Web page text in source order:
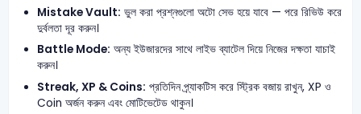
Mistake Vault: ভুল করা প্রশ্নগুলো অটো সেভ হয়ে যাবে — পরে রিভিউ করে
দুর্বলতা দূর করুন।
Battle Mode: অন্য ইউজারদের সাথে লাইভ ব্যাটেল দিয়ে নিজের দক্ষতা যাচাই
করুন।
Streak, XP & Coins: প্রতিদিন প্র্যাকটিস করে স্ট্রিক বজায় রাখুন, XP ও
Coin অর্জন করুন এবং মোটিভেটেড থাকুন।